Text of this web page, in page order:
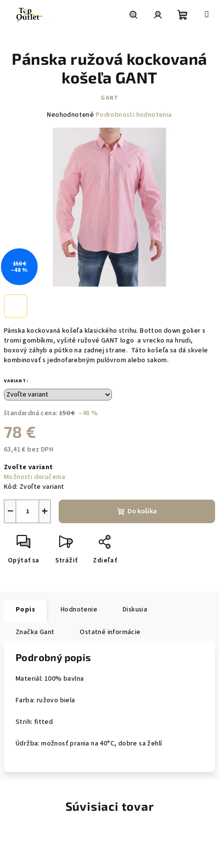
obsah
košík
Pánska kockovaná košeľa klasického strihu. Botton down golier s
tromi gombíkmi, vyšité ružové GANT logo a vrecko na hrudi,
boxový záhyb a pútko na zadnej strane. Táto košeľa sa dá skvele
kombinovať s jednofarebným pulóvrom alebo sakom.
VARIANT:
štandardná cena: 150 € –48 %
78 €
63,41 € bez DPH
cena:
Zvoľte variant
Možnosti doručenia
Kód: Zvoľte variant
+
− Do košíka
Opýtať sa Strážiť Zdieľať
Pánska ružová kockovaná
košeľa GANT
GANT
Priemerné
hviezdičiek.
Neohodnotené Podrobnosti hodnotenia
150 €
–48 %
Popis Hodnotenie Diskusia
Značka Gant Ostatné informácie
Podrobný popis
Materiál: 100% bavlna
Farba: ružovo biela
Strih: fitted
Údržba: možnosť prania na 40°C, dobre sa žehlí
Súvisiaci tovar